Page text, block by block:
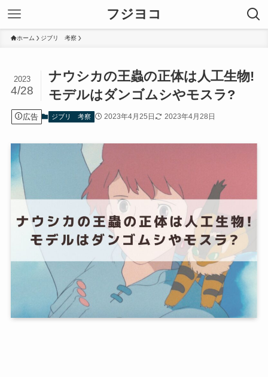
フジヨコ
ホーム ジブリ 考察
ナウシカの王蟲の正体は人工生物!
モデルはダンゴムシやモスラ?
2023
4/28
広告 ジブリ 考察 2023年4月25日 2023年4月28日